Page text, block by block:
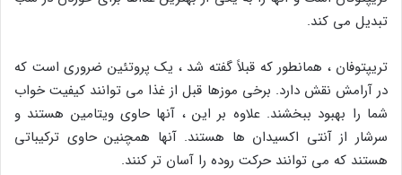
تبدیل می کند.
تریپتوفان ، همانطور که قبلاً گفته شد ، یک پروتئین ضروری است که
در آرامش نقش دارد. برخی موزها قبل از غذا می توانند کیفیت خواب
شما را بهبود ببخشند. علاوه بر این ، آنها حاوی ویتامین هستند و
سرشار از آنتی اکسیدان ها هستند. آنها همچنین حاوی ترکیباتی
هستند که می توانند حرکت روده را آسان تر کنند.